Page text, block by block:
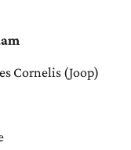
Cornelis (Joop)